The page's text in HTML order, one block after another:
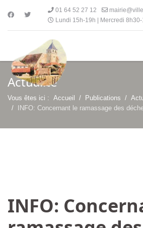
01 64 52 27 12
Lundi 15h-19h | Mercredi
Actualité
Vous êtes ici : Accueil Publications
INFO: Concernant le ramassage des
INFO: